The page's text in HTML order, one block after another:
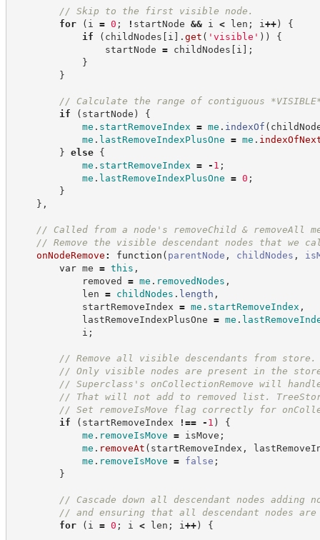
// Skip to the first visible node.
for
( i = 0 ; ! startNode && i < len ; i ++)
{
if
( childNodes [ i ] . get ( ' visible ' ) )
{
startNode = childNodes [ i ] ;
}
}
// Calculate the range of contiguous
if
( startNode )
{
me . startRemoveIndex = me . indexOf (
me . lastRemoveIndexPlusOne = me .
} else
{
me . startRemoveIndex = - 1 ;
me . lastRemoveIndexPlusOne = 0 ;
}
} ,
// Called from a node's removeChild & removeAll
// Remove the visible descendant nodes that we
onNodeRemove : function ( parentNode , childNodes ,
var me = this ,
removed = me . removedNodes ,
len = childNodes . length ,
startRemoveIndex = me . startRemoveIndex ,
lastRemoveIndexPlusOne = me .
i ;
// Remove all visible descendants from store.
// Only visible nodes are present in the
// Superclass's onCollectionRemove will
// That will not add to removed list.
// Set removeIsMove flag correctly for
if
( startRemoveIndex !== - 1 )
{
me . removeIsMove = isMove ;
me . removeAt ( startRemoveIndex ,
me . removeIsMove = false ;
}
// Cascade down all descendant nodes
// and ensuring that all descendant nodes
for
( i = 0 ; i < len ; i ++) {